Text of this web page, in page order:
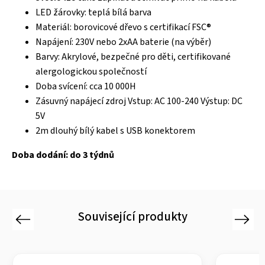
LED žárovky: teplá bílá barva
Materiál: borovicové dřevo s certifikací FSC®
Napájení: 230V nebo 2xAA baterie (na výběr)
Barvy: Akrylové, bezpečné pro děti, certifikované
alergologickou společností
Doba svícení: cca 10 000H
Zásuvný napájecí zdroj Vstup: AC 100-240 Výstup: DC
5V
2m dlouhý bílý kabel s USB konektorem
Doba dodání: do 3 týdnů
Související produkty
Previous Next